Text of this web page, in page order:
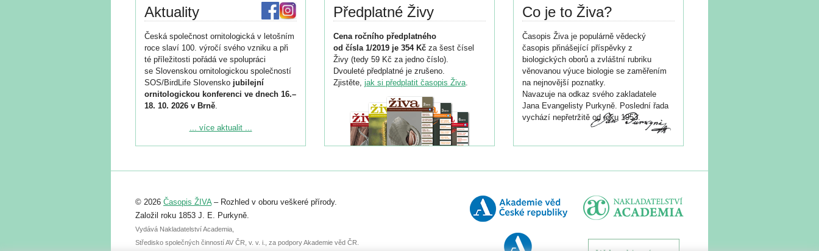
Aktuality
Česká společnost ornitologická v letošním
roce slaví 100. výročí svého vzniku a při
té příležitosti pořádá ve spolupráci
se Slovenskou ornitologickou společností
SOS/BirdLife Slovensko jubilejní
ornitologickou konferenci ve dnech 16.–
18. 10. 2026 v Brně.
Podrobnější informace ke konferenci
Registrovat se můžete do 6. září.
abstraktu přihlášené přednášky nebo
posteru je už 30. června.
... více aktualit ...
Předplatné Živy
Cena ročního předplatného
od čísla 1/2019 je 354 Kč za šest čísel
Živy (tedy 59 Kč za jedno číslo).
Dvouleté předplatné je zrušeno.
Zjistěte, jak si předplatit časopis Živa.
Co je to Živa?
Časopis Živa je populárně vědecký
časopis přinášející příspěvky z
biologických oborů a zvláštní rubriku
věnovanou výuce biologie se zaměřením
na nejnovější poznatky.
Navazuje na odkaz svého zakladatele
Jana Evangelisty Purkyně. Poslední řada
vychází nepřetržitě od roku 1953.
© 2026 Časopis ŽIVA– Rozhled v oboru veškeré přírody.
Založil roku 1853 J. E. Purkyně.
Vydává Nakladatelství Academia,
Středisko společných činností AV ČR, v. v. i., za podpory Akademie věd ČR.